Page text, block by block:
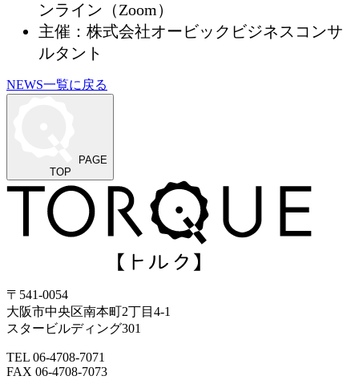
ンライン（Zoom）
主催：株式会社オービックビジネスコンサ
ルタント
NEWS一覧に戻る
PAGE
TOP
〒541-0054
大阪市中央区南本町2丁目4-1
スタービルディング301
TEL 06-4708-7071
FAX 06-4708-7073